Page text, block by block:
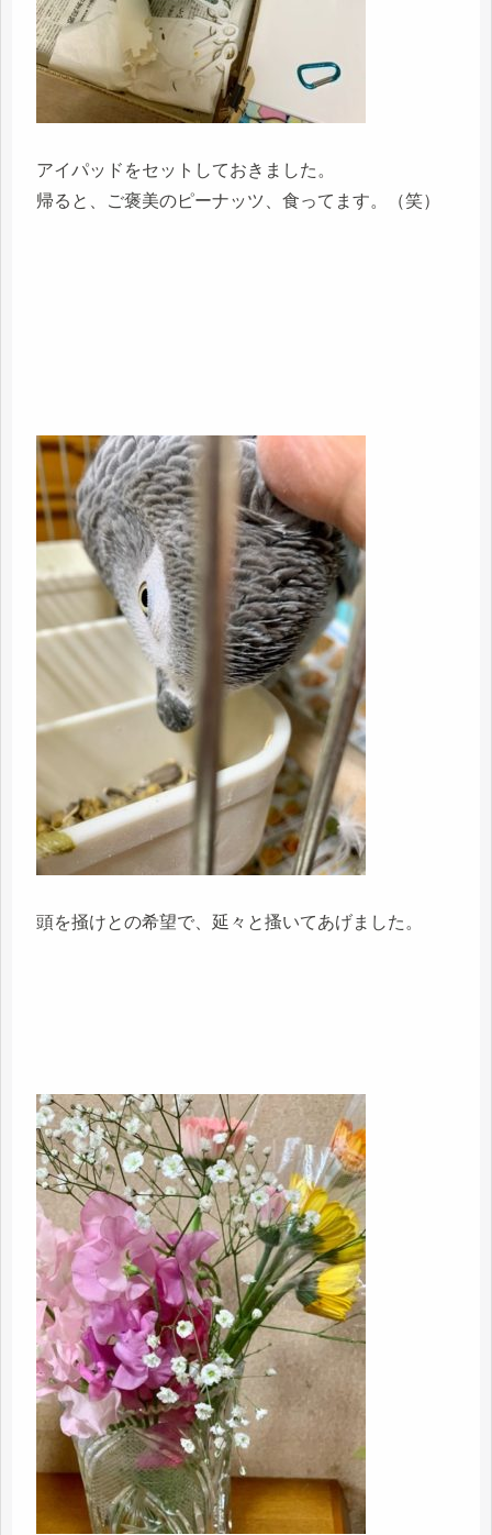
アイパッドをセットしておきました。
帰ると、ご褒美のピーナッツ、食ってます。（笑）
頭を掻けとの希望で、延々と搔いてあげました。